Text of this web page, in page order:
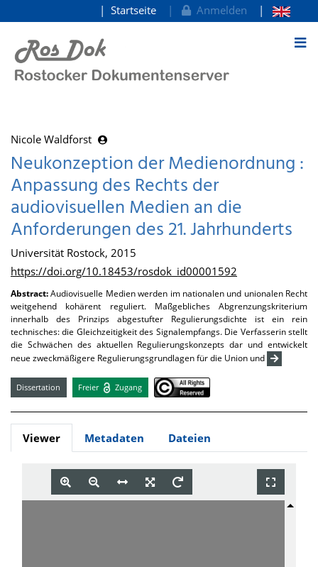
zum Inhalt
Startseite Anmelden
Nicole Waldforst
Neukonzeption der Medienordnung :
Anpassung des Rechts der
audiovisuellen Medien an die
Anforderungen des 21. Jahrhunderts
Universität Rostock, 2015
https://doi.org/10.18453/rosdok_id00001592
Abstract:Audiovisuelle Medien werden im nationalen und unionalen Recht
weitgehend kohärent reguliert. Maßgebliches Abgrenzungskriterium
innerhalb des Prinzips abgestufter Regulierungsdichte ist ein rein
technisches: die Gleichzeitigkeit des Signalempfangs. Die Verfasserin stellt
die Schwächen des aktuellen Regulierungskonzepts dar und entwickelt
neue zweckmäßigere Regulierungsgrundlagen für die Union und
Dissertation Freier Zugang
Viewer Metadaten Dateien